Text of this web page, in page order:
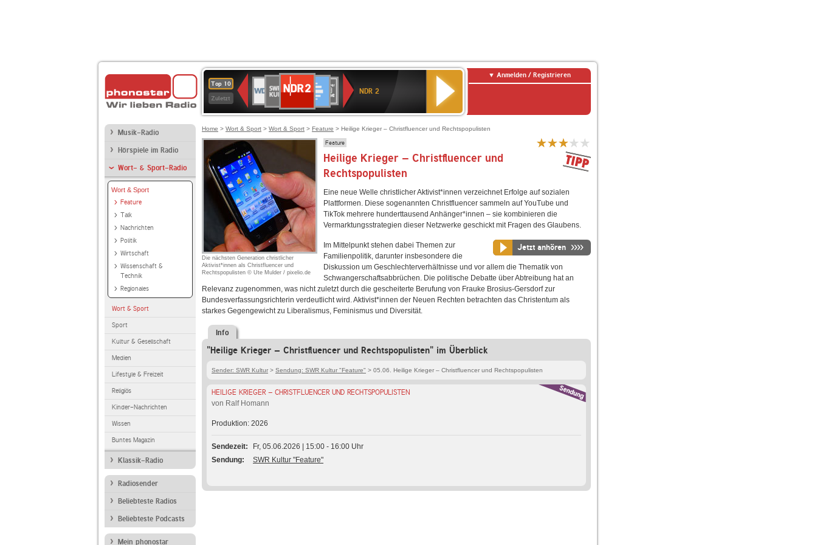
Top 10
Zuletzt
Deutschlandfunk
80er
90er
OLDIE
ANTENNE
SWR3
WDR
4
BR-
KLASSIK
Deutschlandfunk
Kultur
ANTENNE
BAYERN
2
Kultur
2
NDR 2
Anmelden / Registrieren
Musik-Radio
Hörspiele im Radio
Wort- & Sport-Radio
Wort & Sport
Feature
Talk
Nachrichten
Politik
Wirtschaft
Wissenschaft &
Technik
Regionales
Wort & Sport
Sport
Kultur & Gesellschaft
Medien
Lifestyle & Freizeit
Religiös
Kinder-Nachrichten
Wissen
Buntes Magazin
Klassik-Radio
Radiosender
Beliebteste Radios
Beliebteste Podcasts
Mein phonostar
Home > Wort & Sport > Wort & Sport > Feature > Heilige Krieger – Christfluencer und Rechtspopulisten
Die nächsten Generation christlicher
Aktivist*innen als Christfluencer und
Rechtspopulisten © Ute Mulder / pixelio.de
Feature
Heilige Krieger – Christfluencer und
Rechtspopulisten
Eine neue Welle christlicher Aktivist*innen verzeichnet Erfolge auf sozialen
Plattformen. Diese sogenannten Christfluencer sammeln auf YouTube und
TikTok mehrere hunderttausend Anhänger*innen – sie kombinieren die
Vermarktungsstrategien dieser Netzwerke geschickt mit Fragen des Glaubens.
Jetzt anhören
Im Mittelpunkt stehen dabei Themen zur
Familienpolitik, darunter insbesondere die
Diskussion um Geschlechterverhältnisse und vor allem die Thematik von
Schwangerschaftsabbrüchen. Die politische Debatte über Abtreibung hat an
Relevanz zugenommen, was nicht zuletzt durch die gescheiterte Berufung von Frauke Brosius-Gersdorf zur
Bundesverfassungsrichterin verdeutlicht wird. Aktivist*innen der Neuen Rechten betrachten das Christentum als
starkes Gegengewicht zu Liberalismus, Feminismus und Diversität.
Info
"Heilige Krieger – Christfluencer und Rechtspopulisten" im Überblick
Sender: SWR Kultur > Sendung: SWR Kultur "Feature" > 05.06. Heilige Krieger – Christfluencer und Rechtspopulisten
HEILIGE KRIEGER – CHRISTFLUENCER UND RECHTSPOPULISTEN
von Ralf Homann
Produktion: 2026
Sendezeit
Fr, 05.06.2026 | 15:00 - 16:00 Uhr
Sendung
SWR Kultur "Feature"